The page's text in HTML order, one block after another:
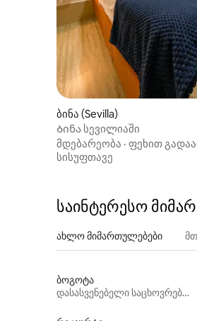
ბინა (Sevilla)
Ბინა სევილიაში
მდებარეობა · ფეხით
სისუფთავე
საინტერესო
ახლო მიმართულებები
ბოგოტა
დასასვენებელი საცხოვრებლები